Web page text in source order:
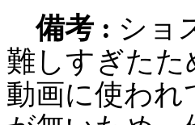
備考 : ショ
難しすぎた
動画に使われ